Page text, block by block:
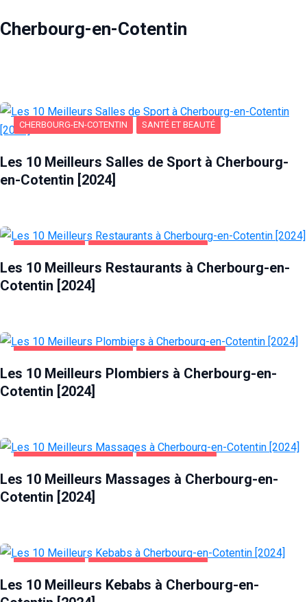
Cherbourg-en-Cotentin
CHERBOURG-EN-COTENTIN SANTÉ ET BEAUTÉ
Les 10 Meilleurs Salles de Sport à Cherbourg-
en-Cotentin [2024]
ALIMENTATION CHERBOURG-EN-COTENTIN
Les 10 Meilleurs Restaurants à Cherbourg-en-
Cotentin [2024]
CHERBOURG-EN-COTENTIN MAISON ET JARDIN
Les 10 Meilleurs Plombiers à Cherbourg-en-
Cotentin [2024]
CHERBOURG-EN-COTENTIN DIVERTISSEMENT
Les 10 Meilleurs Massages à Cherbourg-en-
Cotentin [2024]
ALIMENTATION CHERBOURG-EN-COTENTIN
Les 10 Meilleurs Kebabs à Cherbourg-en-